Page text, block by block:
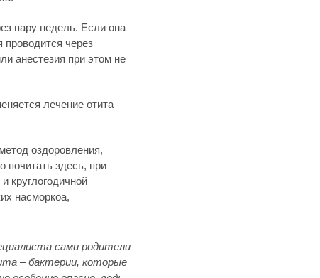
пару недель. Если она
проводится через
анестезия при этом не
лечение отита
оздоровления,
почитать здесь, при
круглогодичной
насморкоа,
сами родители
– бактерии, которые